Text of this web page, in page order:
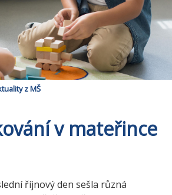
z MŠ
v mateřince
říjnový den sešla různá